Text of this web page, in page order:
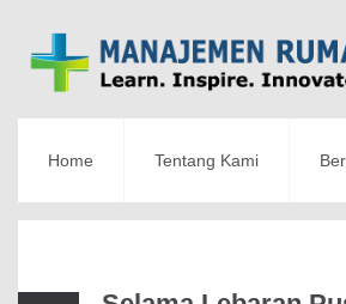
Home Tentang Kami